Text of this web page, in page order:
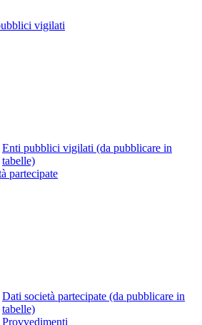
vigilati
Enti pubblici vigilati (da pubblicare in
tabelle)
partecipate
Dati società partecipate (da pubblicare in
tabelle)
Provvedimenti